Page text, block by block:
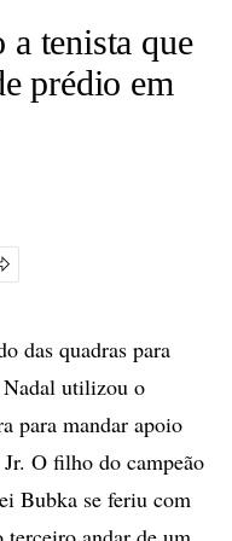
a tenista que
prédio em
das quadras para
Nadal utilizou o
para mandar apoio
O filho do campeão
Bubka se feriu com